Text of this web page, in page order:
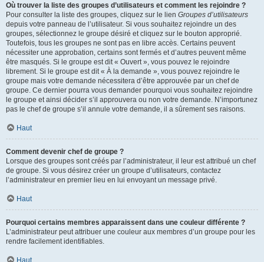
Où trouver la liste des groupes d’utilisateurs et comment les rejoindre ?
Pour consulter la liste des groupes, cliquez sur le lien Groupes d’utilisateurs
depuis votre panneau de l’utilisateur. Si vous souhaitez rejoindre un des
groupes, sélectionnez le groupe désiré et cliquez sur le bouton approprié.
Toutefois, tous les groupes ne sont pas en libre accès. Certains peuvent
nécessiter une approbation, certains sont fermés et d’autres peuvent même
être masqués. Si le groupe est dit « Ouvert », vous pouvez le rejoindre
librement. Si le groupe est dit « À la demande », vous pouvez rejoindre le
groupe mais votre demande nécessitera d’être approuvée par un chef de
groupe. Ce dernier pourra vous demander pourquoi vous souhaitez rejoindre
le groupe et ainsi décider s’il approuvera ou non votre demande. N’importunez
pas le chef de groupe s’il annule votre demande, il a sûrement ses raisons.
Haut
Comment devenir chef de groupe ?
Lorsque des groupes sont créés par l’administrateur, il leur est attribué un chef
de groupe. Si vous désirez créer un groupe d’utilisateurs, contactez
l’administrateur en premier lieu en lui envoyant un message privé.
Haut
Pourquoi certains membres apparaissent dans une couleur différente ?
L’administrateur peut attribuer une couleur aux membres d’un groupe pour les
rendre facilement identifiables.
Haut